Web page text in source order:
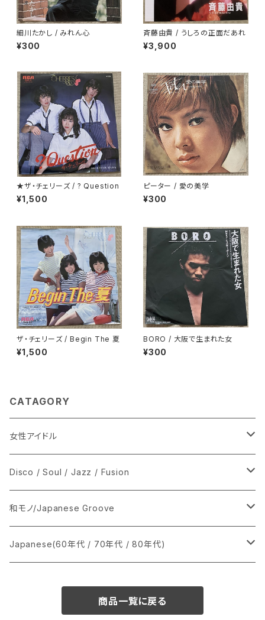
細川たかし / みれん心
¥300
斉藤由貴 / うしろの正面だあれ
¥3,900
★ザ・チェリーズ / ? Question
¥1,500
ピーター / 愛の美学
¥300
ザ・チェリーズ / Begin The 夏
¥1,500
BORO / 大阪で生まれた女
¥300
CATAGORY
女性アイドル
シングル盤
あ行
か行
LP
CD
Disco / Soul / Jazz / Fusion
シングル盤
A
12インチ・シングル
和モノ/Japanese Groove
シングル盤
Japanese(60年代 / 70年代 / 80年代)
商品一覧に戻る